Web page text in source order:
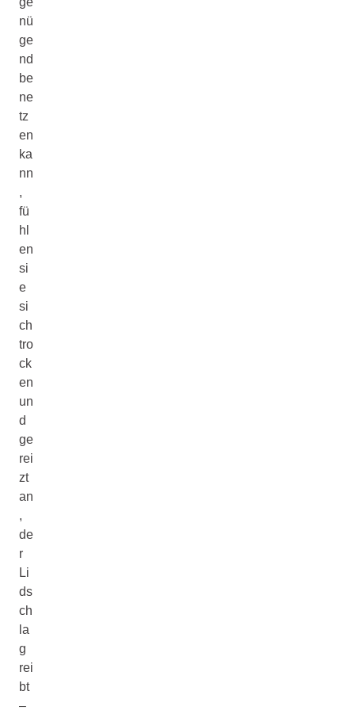
nü
ge
nd
be
ne
tz
en
ka
nn
,
fü
hl
en
si
e
si
ch
tro
ck
en
un
d
ge
rei
zt
an
,
de
r
Li
ds
ch
la
g
rei
bt
–